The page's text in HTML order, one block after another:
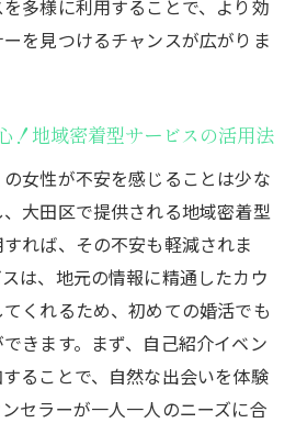
写真の選び方と撮影のポイン
ロフィールの具体例
で避けるべきポイント
りたプロフィール作成のメリ
を更新するタイミングと方法
心者が知っておくべき効果的
法
己紹介のコツ
多様に利用することで、より効
を見つけるチャンスが広がりま
！地域密着型サービスの活用法
女性が不安を感じることは少な
大田区で提供される地域密着型
れば、その不安も軽減されま
は、地元の情報に精通したカウ
くれるため、初めての婚活でも
きます。まず、自己紹介イベン
ることで、自然な出会いを体験
セラーが一人一人のニーズに合